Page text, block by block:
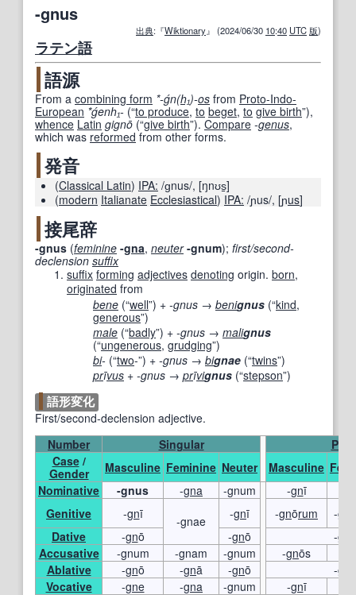
-gnus
出典:『Wiktionary』 (2024/06/30 10:40 UTC 版)
ラテン語
語源
From a combining form *-ǵn(h₁)-os from Proto-Indo-
European *ǵenh₁- (“to produce, to beget, to give birth”),
whence Latin gignō (“give birth”). Compare -genus,
which was reformed from other forms.
発音
(Classical Latin) IPA: /ɡnus/, [ŋnʊs̠]
(modern Italianate Ecclesiastical) IPA: /ɲus/, [ɲus]
接尾辞
-gnus (feminine -gna, neuter -gnum); first/second-
declension suffix
suffix forming adjectives denoting origin. born,
originated from
bene (“well”) + ‎ -gnus → ‎ benignus (“kind,
generous”)
male (“badly”) + ‎ -gnus → ‎ malignus
(“ungenerous, grudging”)
bi- (“two-”) + ‎ -gnus → ‎ bignae (“twins”)
prīvus + ‎ -gnus → ‎ prīvignus (“stepson”)
語形変化
First/second-declension adjective.
Number
Singular
Case/
Gender
Masculine Feminine Neuter Masculine
Nominative
-gnus -gna -gnum -gnī
Genitive
-gnī -gnae -gnī -gnōrum -gn
Dative
-gnō -gnō -gn
Accusative
-gnum -gnam -gnum -gnōs
Ablative
-gnō -gnā -gnō -gn
Vocative
-gne -gna -gnum -gnī